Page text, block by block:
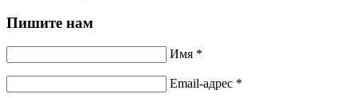
Пишите нам
Имя *
Email-адрес *